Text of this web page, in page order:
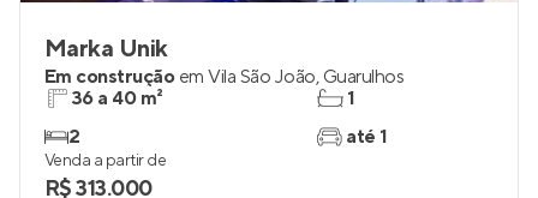
Marka Unik
Em construção em Vila São João, Guarulhos
36 a 40 m²
2
1
até 1
Venda a partir de
R$ 313.000